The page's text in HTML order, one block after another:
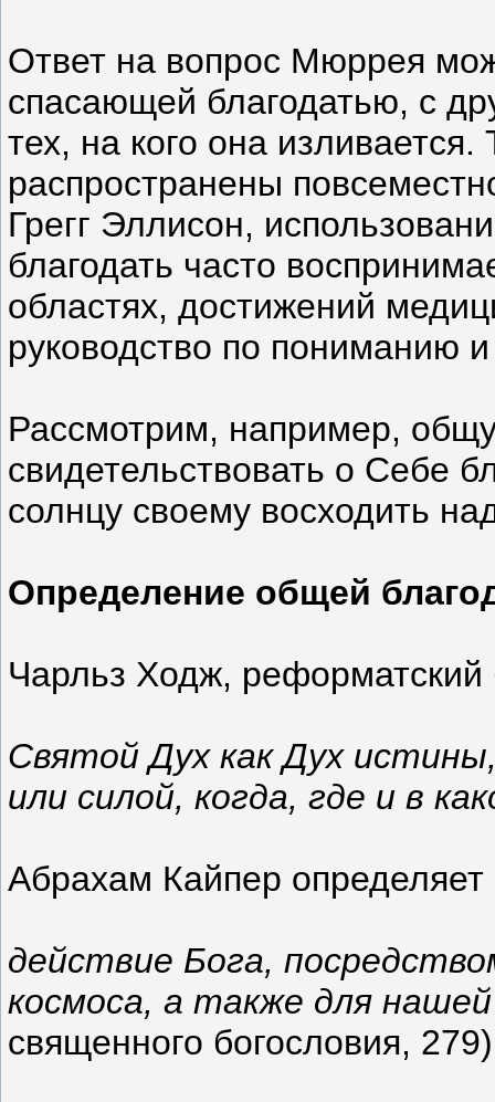
Ответ на вопрос Мюррея
спасающей благодатью, с
тех, на кого она
распространены
Грегг Эллисон,
благодать часто
областях, достижений
руководство по пониманию
Рассмотрим, например,
свидетельствовать о Себе
солнцу своему восходить
Определение общей
Чарльз Ходж, реформатский
Святой Дух как Дух
или силой, когда, где и в
Абрахам Кайпер
действие Бога,
космоса, а также для
священного богословия,